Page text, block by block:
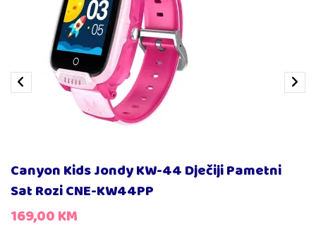
Canyon Kids Jondy KW-44 Dječiji Pametni
Sat Rozi CNE-KW44PP
169,00KM